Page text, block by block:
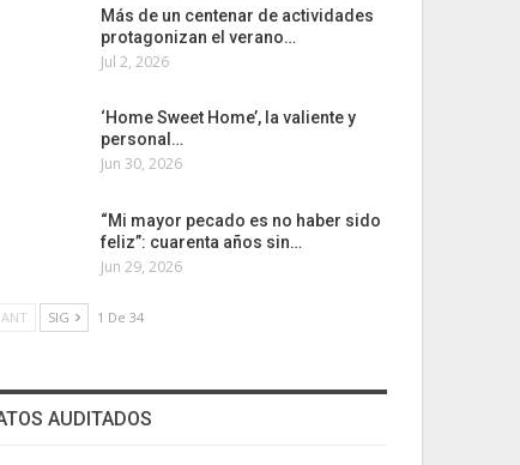
Más de un centenar de actividades
protagonizan el verano…
Jul 2, 2026
‘Home Sweet Home’, la valiente y
personal…
Jun 30, 2026
“Mi mayor pecado es no haber sido
feliz”: cuarenta años sin…
Jun 29, 2026
ANT SIG 1 De 34
AUDITADOS